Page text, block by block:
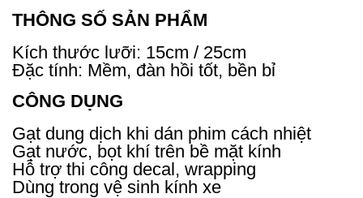
THÔNG SỐ SẢN PHẨM
Kích thước lưỡi: 15cm / 25cm
Đặc tính: Mềm, đàn hồi tốt, bền bỉ
CÔNG DỤNG
Gạt dung dịch khi dán phim cách nhiệt
Gạt nước, bọt khí trên bề mặt kính
Hỗ trợ thi công decal, wrapping
Dùng trong vệ sinh kính xe